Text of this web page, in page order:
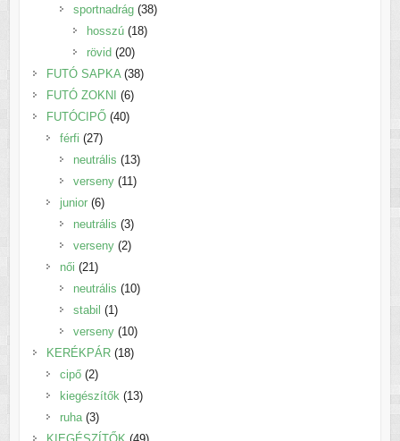
sportnadrág 3838
hosszú 1818
rövid 2020
termék
FUTÓ SAPKA 3838
FUTÓ ZOKNI 66
termék
FUTÓCIPŐ 4040
férfi 2727
termék
neutrális 1313
termék
verseny 1111
junior 66
termék
neutrális 33
termék
verseny 22
női 2121
termék
neutrális 1010
stabil 11
termék
verseny 1010
termék
KERÉKPÁR 1818
cipő 22
termék
kiegészítők 1313
ruha 33
termék
49